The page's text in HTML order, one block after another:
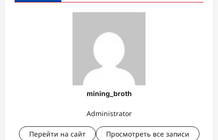
mining_broth
Administrator
Перейти на сайт Просмотреть все записи